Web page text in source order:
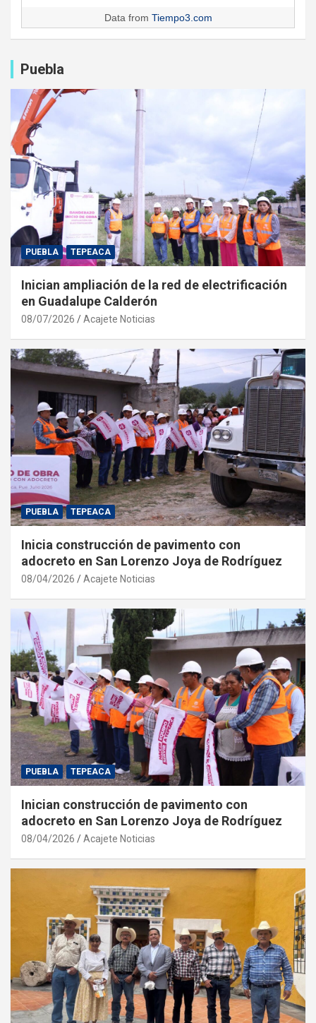
Data from Tiempo3.com
Puebla
PUEBLA TEPEACA
Inician ampliación de la red de electrificación
en Guadalupe Calderón
08/07/2026 Acajete Noticias
PUEBLA TEPEACA
Inicia construcción de pavimento con
adocreto en San Lorenzo Joya de Rodríguez
08/04/2026 Acajete Noticias
PUEBLA TEPEACA
Inician construcción de pavimento con
adocreto en San Lorenzo Joya de Rodríguez
08/04/2026 Acajete Noticias